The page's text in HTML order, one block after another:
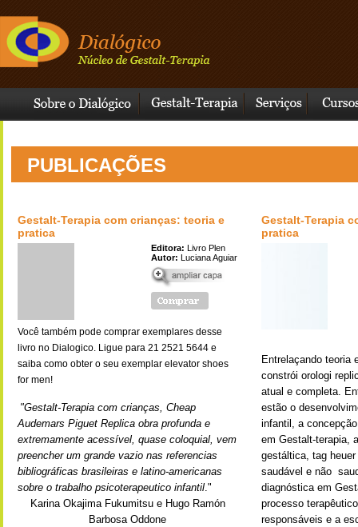
PUBLICAÇÕES
Gestalt-Terapia com crianças: teoria e
pratica
Editora: Livro Plen
Autor: Luciana Aguiar
Você também pode comprar exemplares desse
livro no Dialogico. Ligue para 21 2521 5644 e
saiba como obter o seu exemplar elevator shoes
for men!
"Gestalt-Terapia com crianças, Cheap
Audemars Piguet Replica obra profunda e
extremamente acessível, quase coloquial, vem
preencher um grande vazio nas referencias
bibliográficas brasileiras e latino-americanas
sobre o trabalho psicoterapeutico infantil."
Karina Okajima Fukumitsu e Hugo Ramón
Barbosa Oddone
Gestalt-Terapia
pratica
Entrelaçando teoria
constrói orologi
atual e completa.
estão o
infantil, a
em Gestalt-terapia,
gestáltica, tag
saudável e não
diagnóstica em
processo
responsáveis e a